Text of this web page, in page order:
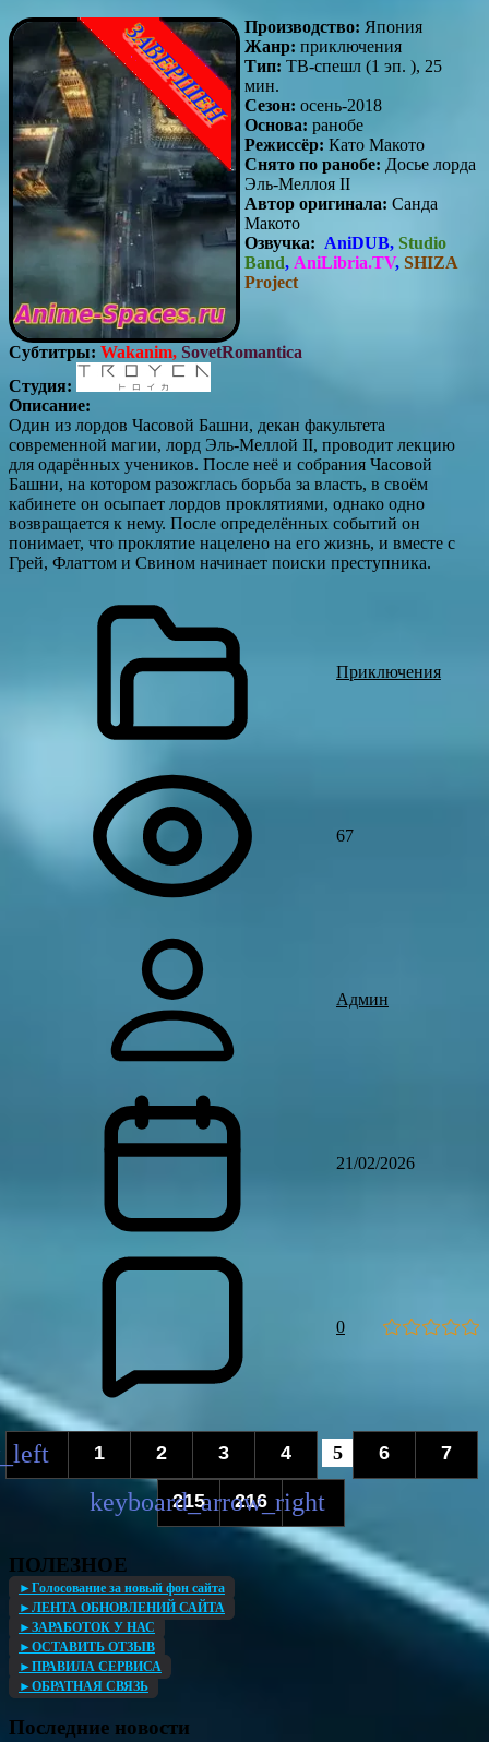
Производство: Япония
Жанр: приключения
Тип: ТВ-спешл (1 эп. ), 25
мин.
Сезон: осень-2018
Основа: ранобе
Режиссёр: Като Макото
Снято по ранобе: Досье лорда
Эль-Меллоя II
Автор оригинала: Санда
Макото
Озвучка: AniDUB, Studio
Band, AniLibria.TV, SHIZA
Project
Субтитры: Wakanim, SovetRomantica
Студия:
Описание:
Один из лордов Часовой Башни, декан факультета
современной магии, лорд Эль-Меллой II, проводит лекцию
для одарённых учеников. После неё и собрания Часовой
Башни, на котором разожглась борьба за власть, в своём
кабинете он осыпает лордов проклятиями, однако одно
возвращается к нему. После определённых событий он
понимает, что проклятие нацелено на его жизнь, и вместе с
Грей, Флаттом и Свином начинает поиски преступника.
Приключения
67
Админ
21/02/2026
0
1 2 3 4 5 6 7
... 215 216
ПОЛЕЗНОЕ
►Голосование за новый фон сайта
►ЛЕНТА ОБНОВЛЕНИЙ САЙТА
►ЗАРАБОТОК У НАС
►ОСТАВИТЬ ОТЗЫВ
►ПРАВИЛА СЕРВИСА
►ОБРАТНАЯ СВЯЗЬ
Последние новости